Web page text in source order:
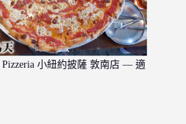
小紐約披薩 敦南店 — 適